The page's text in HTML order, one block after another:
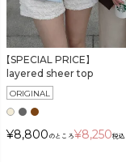
【SPECIAL PRICE】
layered sheer top
ORIGINAL
¥8,800 のところ¥8,250税込